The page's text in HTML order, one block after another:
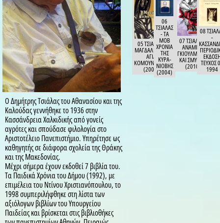
Ο Δημήτρης Τσιάλας του Αθανασίου και της
Καλούδας γεννήθηκε το 1936 στην
Κασσάνδρεια Χαλκιδικής από γονείς
αγρότες και σπούδασε φιλολογία στο
Αριστοτέλειο Πανεπιστήμιο. Υπηρέτησε ως
καθηγητής σε διάφορα σχολεία της Θράκης
και της Μακεδονίας.
Μέχρι σήμερα έχουν εκδοθεί 7 βιβλία του.
Τα Παιδικά Χρόνια του Δήμου (1992), με
επιμέλεια του Ντίνου Χριστιανόπουλου, το
1998 συμπεριλήφθηκε στη λίστα των
αξιόλογων βιβλίων του Υπουργείου
Παιδείας και βρίσκεται στις βιβλιοθήκες